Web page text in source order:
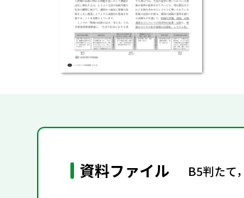
資料ファイル B5判たて